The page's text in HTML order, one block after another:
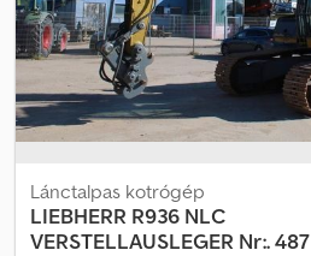
Lánctalpas kotrógép
LIEBHERR R936 NLC
VERSTELLAUSLEGER Nr:. 487